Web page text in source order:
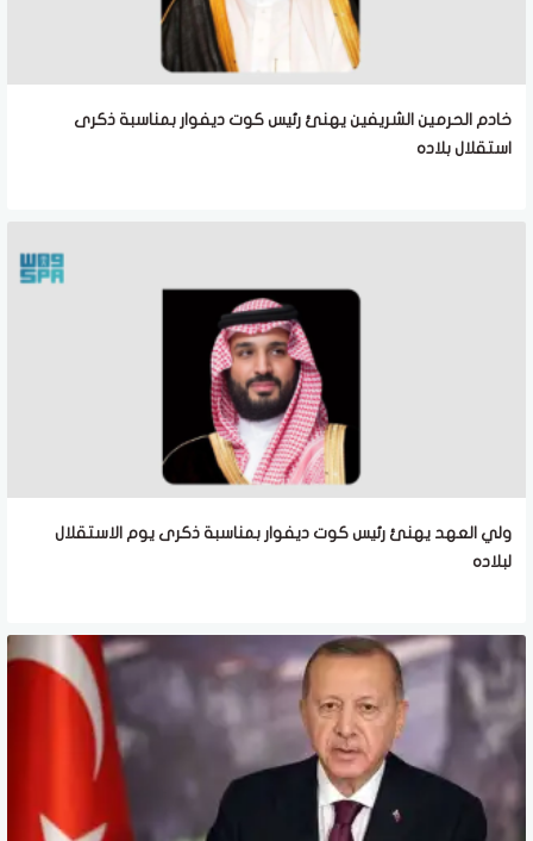
خادم الحرمين الشريفين يهنئ رئيس كوت ديفوار بمناسبة ذكرى
استقلال بلاده
ولي العهد يهنئ رئيس كوت ديفوار بمناسبة ذكرى يوم الاستقلال
لبلاده